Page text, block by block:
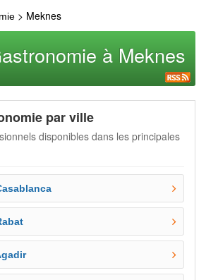
> Meknes
à Meknes
par ville
disponibles dans les principales